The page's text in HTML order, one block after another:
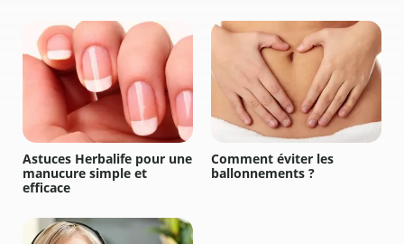
Astuces Herbalife pour une
manucure simple et
efficace
Comment éviter les
ballonnements ?